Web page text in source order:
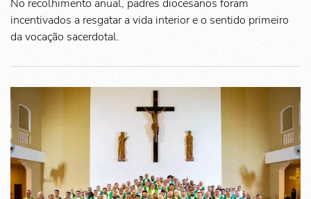
No recolhimento anual, padres diocesanos foram
incentivados a resgatar a vida interior e o sentido primeiro
da vocação sacerdotal.